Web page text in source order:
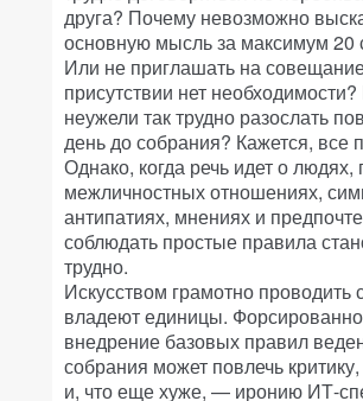
друга? Почему невозможно
основную мысль за максимум 20
Или не приглашать на
присутствии нет
неужели так трудно разослать
день до собрания? Кажется, все
Однако, когда речь идет о людях,
межличностных отношениях,
антипатиях, мнениях и
соблюдать простые правила
трудно.
Искусством грамотно проводить
владеют единицы.
внедрение базовых правил
собрания может повлечь
и, что еще хуже, — иронию ИТ-